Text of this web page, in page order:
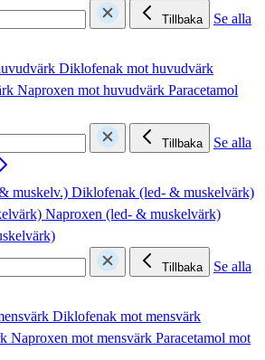
Tillbaka
Se alla
Diklofenak mot huvudvärk
Naproxen mot huvudvärk Paracetamol
Tillbaka
Se alla
muskelv.) Diklofenak (led- & muskelvärk)
Naproxen (led- & muskelvärk)
Tillbaka
Se alla
Diklofenak mot mensvärk
Naproxen mot mensvärk Paracetamol mot